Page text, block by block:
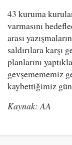
43 kuruma
varmasını
arası
saldırılara karşı
planlarını
gevşemememiz
kaybettiğimiz
Kaynak: AA